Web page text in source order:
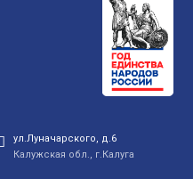
ул.Луначарского, д.6
Калужская обл., г.Калуга